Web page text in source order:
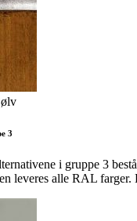
3
i gruppe 3
leveres alle RAL farger.